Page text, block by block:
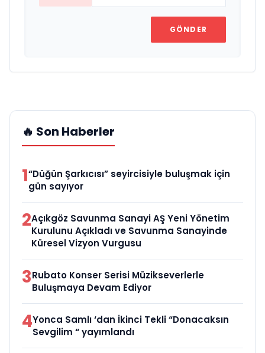
GÖNDER
🔥 Son Haberler
1“Düğün Şarkıcısı” seyircisiyle buluşmak için
gün sayıyor
2Açıkgöz Savunma Sanayi AŞ Yeni Yönetim
Kurulunu Açıkladı ve Savunma Sanayinde
Küresel Vizyon Vurgusu
3Rubato Konser Serisi Müzikseverlerle
Buluşmaya Devam Ediyor
4Yonca Samlı ‘dan İkinci Tekli “Donacaksın
Sevgilim “ yayımlandı